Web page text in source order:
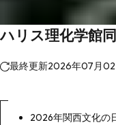
ハリス理化学館
最終更新2026年07月02
2026年関西文化の